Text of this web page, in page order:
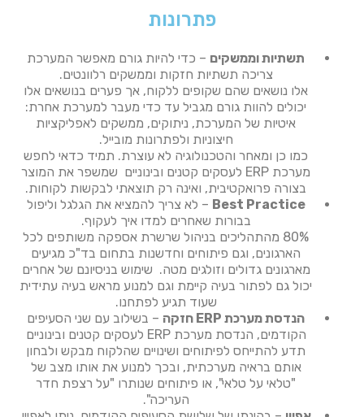
פתרונות
תשתיות וממשקים– כדי להיות גורם מאפשר המערכת
צריכה תשתיות חזקות וממשקים רלוונטים.
אלו נושאים שהם שקופים ללקוח, אך פערים בנושאים אלו
יכולים להוות גורם מגביל עד כדי מעבר למערכת אחרת:
איטיות של המערכת, ניתוקים, ממשקים לאפליקציות
חיצוניות ולפתרונות מובייל.
כמו כן ומאחר והטכנולוגיה לא עוצרת. תמיד כדאי לחפש
מערכת ERP לעסקים קטנים ובינוניים שמשפר את המוצר
בצורה פרואקטיבית, ואינה רק תוצאתי לבקשות לקוחות.
Best Practice– לא צריך להמציא את הגלגל וליפול
בבורות שאחרים למדו איך לעקוף.
80% מהתהליכים בניהול שרשרת אספקה משותפים לכל
הארגונים, וגם פיתוחים וחדשנות בתחום בד"כ מגיעים
מארגונים גדולים וזולגים מטה. שימוש בניסיונם של אחרים
יכול גם לפתור בעיה קיימת וגם למנוע מראש בעיה עתידית
שעוד תגיע לפתחנו.
הנדסת מערכת ERP חזקה
– בשילוב עם שני הסעיפים
הקודמים, הנדסת מערכת ERP לעסקים קטנים ובינוניים
תדע להתייחס לפיתוחים ושינויים שהלקוח מבקש ולבחון
אותם בראיה מערכתית, ובכך למנוע את אותו מצב של
"טלאי על טלאי", או פיתוחים שנותרו "על רצפת חדר
העריכה".